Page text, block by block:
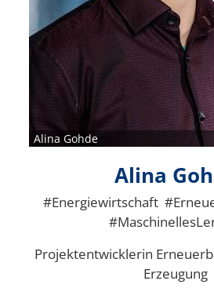
Alina Gohde
Alina
#Energiewirtschaft
Projektentwicklerin
Erzeugung